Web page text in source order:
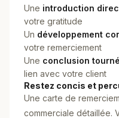
Une introduction
votre gratitude
Un développement
votre remerciement
Une conclusion
lien avec votre client
Restez concis et
Une carte de
commerciale détaillée.